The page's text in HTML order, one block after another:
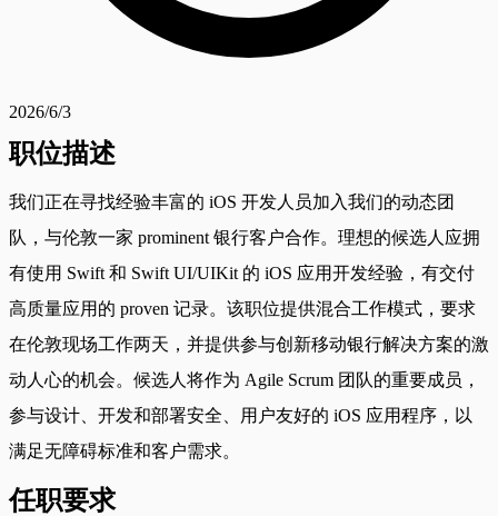
2026/6/3
职位描述
我们正在寻找经验丰富的 iOS 开发人员加入我们的动态团
队，与伦敦一家 prominent 银行客户合作。理想的候选人应拥
有使用 Swift 和 Swift UI/UIKit 的 iOS 应用开发经验，有交付
高质量应用的 proven 记录。该职位提供混合工作模式，要求
在伦敦现场工作两天，并提供参与创新移动银行解决方案的激
动人心的机会。候选人将作为 Agile Scrum 团队的重要成员，
参与设计、开发和部署安全、用户友好的 iOS 应用程序，以
满足无障碍标准和客户需求。
任职要求